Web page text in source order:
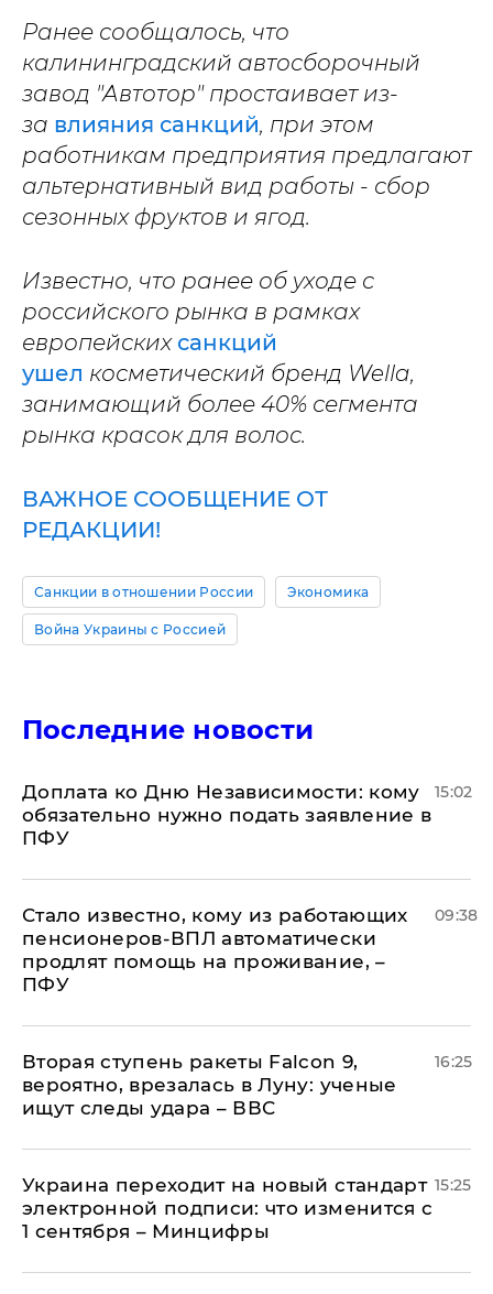
Ранее сообщалось, что
калининградский автосборочный
завод "Автотор" простаивает из-
за влияния санкций, при этом
работникам предприятия предлагают
альтернативный вид работы - сбор
сезонных фруктов и ягод.
Известно, что ранее об уходе с
российского рынка в рамках
европейских санкций
ушел косметический бренд Wella,
занимающий более 40% сегмента
рынка красок для волос.
ВАЖНОЕ СООБЩЕНИЕ ОТ
РЕДАКЦИИ!
Санкции в отношении России Экономика
Война Украины с Россией
Последние новости
Доплата ко Дню Независимости: кому
обязательно нужно подать заявление в
ПФУ
15:02
Стало известно, кому из работающих
пенсионеров-ВПЛ автоматически
продлят помощь на проживание, –
ПФУ
09:38
Вторая ступень ракеты Falcon 9,
вероятно, врезалась в Луну: ученые
ищут следы удара – ВВС
16:25
Украина переходит на новый стандарт
электронной подписи: что изменится с
1 сентября – Минцифры
15:25